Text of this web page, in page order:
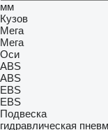
мм
Кузов
Мега
Мега
Оси
ABS
ABS
EBS
EBS
Подвеска
гидравлическая